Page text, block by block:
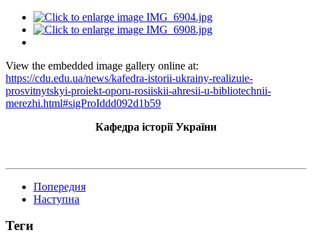
View the embedded image gallery online at:
https://cdu.edu.ua/news/kafedra-istorii-ukrainy-realizuie-
prosvitnytskyi-proiekt-oporu-rosiiskii-ahresii-u-bibliotechnii-
merezhi.html#sigProIddd092d1b59
Кафедра історії України
Попередня
Наступна
Теги